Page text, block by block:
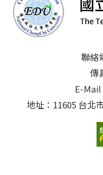
聯絡
傳
E-
地址：11605 台北